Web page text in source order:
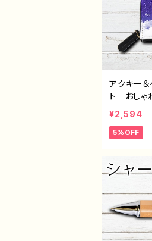
アクキー
ト おし
ス エモ
気 イラ
オリジナ
¥2,594
5%OFF